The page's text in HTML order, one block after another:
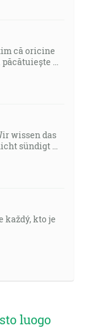
că oricine
...
wissen das
sündigt ...
každý, kto je
luogo